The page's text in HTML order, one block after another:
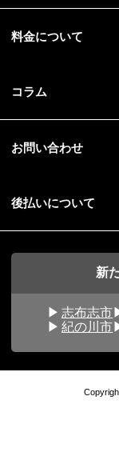
料金について
コラム
お問い合わせ
後払いについて
新
志布志市
紀の川市